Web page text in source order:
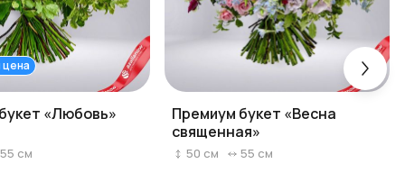
«Любовь»
55 см
Премиум букет «Весна
священная»
50 см 55 см